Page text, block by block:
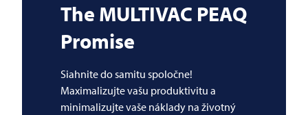
The MULTIVAC PEAQ
Promise
Siahnite do samitu spoločne!
Maximalizujte vašu produktivitu a
minimalizujte vaše náklady na životný